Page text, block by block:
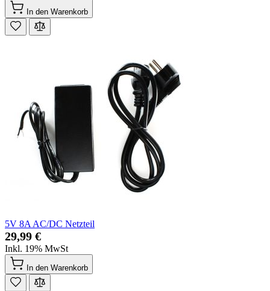
In den Warenkorb
5V 8A AC/DC Netzteil
29,99 €
Inkl. 19% MwSt
In den Warenkorb